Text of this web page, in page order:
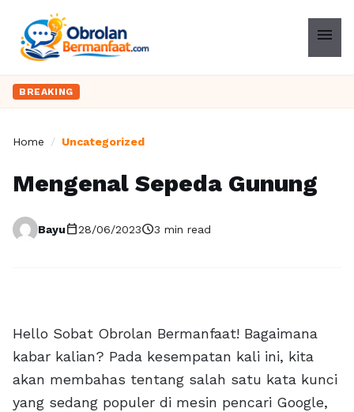
menu
BREAKING
Home / Uncategorized
Mengenal Sepeda Gunung
Bayucalendar_today28/06/2023schedule3 min read
Hello Sobat Obrolan Bermanfaat! Bagaimana
kabar kalian? Pada kesempatan kali ini, kita
akan membahas tentang salah satu kata kunci
yang sedang populer di mesin pencari Google,